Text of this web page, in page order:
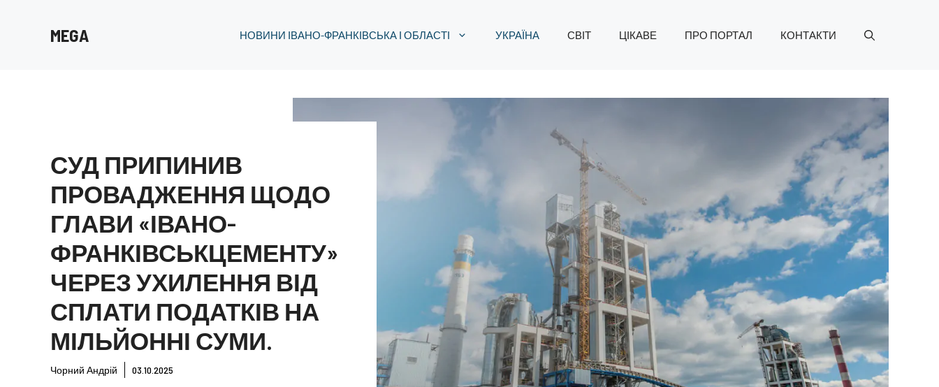
MEGA НОВИНИ ІВАНО-ФРАНКІВСЬКА І ОБЛАСТІ УКРАЇНА СВІТ ЦІКАВЕ ПРО ПОРТАЛ КОНТАКТИ
СУД ПРИПИНИВ
ПРОВАДЖЕННЯ ЩОДО
ГЛАВИ «ІВАНО-
ФРАНКІВСЬКЦЕМЕНТУ»
ЧЕРЕЗ УХИЛЕННЯ ВІД
СПЛАТИ ПОДАТКІВ НА
МІЛЬЙОННІ СУМИ.
Чорний Андрій 03.10.2025